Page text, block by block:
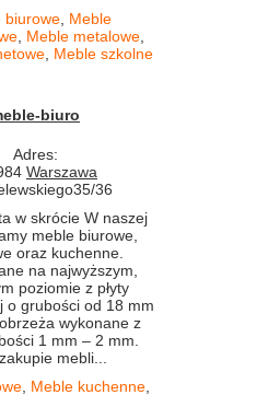
biurowe Meble
, Meble metalowe,
, Meble szkolne
biuro
Adres:
Warszawa
36
w skrócie W naszej
meble biurowe,
oraz kuchenne.
na najwyższym,
poziomie z płyty
o grubości od 18 mm
wykonane z
1 mm – 2 mm.
mebli...
Meble kuchenne